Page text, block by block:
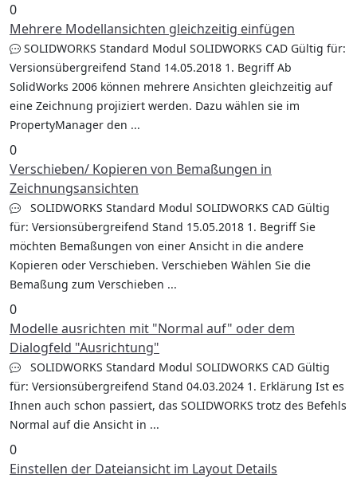
0
Mehrere Modellansichten gleichzeitig einfügen
SOLIDWORKS Standard Modul SOLIDWORKS CAD Gültig für:
Versionsübergreifend Stand 14.05.2018 1. Begriff Ab
SolidWorks 2006 können mehrere Ansichten gleichzeitig auf
eine Zeichnung projiziert werden. Dazu wählen sie im
PropertyManager den ...
0
Verschieben/ Kopieren von Bemaßungen in
Zeichnungsansichten
SOLIDWORKS Standard Modul SOLIDWORKS CAD Gültig
für: Versionsübergreifend Stand 15.05.2018 1. Begriff Sie
möchten Bemaßungen von einer Ansicht in die andere
Kopieren oder Verschieben. Verschieben Wählen Sie die
Bemaßung zum Verschieben ...
0
Modelle ausrichten mit "Normal auf" oder dem
Dialogfeld "Ausrichtung"
SOLIDWORKS Standard Modul SOLIDWORKS CAD Gültig
für: Versionsübergreifend Stand 04.03.2024 1. Erklärung Ist es
Ihnen auch schon passiert, das SOLIDWORKS trotz des Befehls
Normal auf die Ansicht in ...
0
Einstellen der Dateiansicht im Layout Details